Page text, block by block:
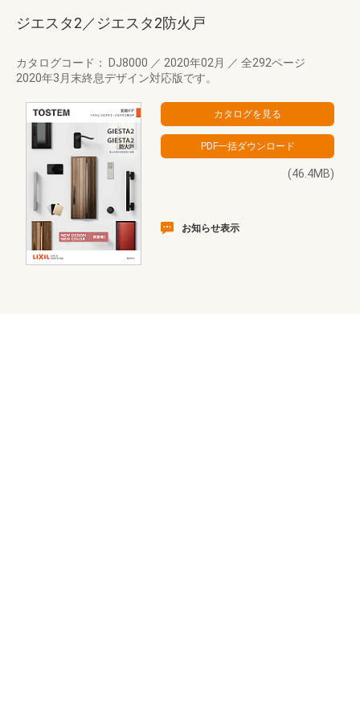
ジエスタ2／ジエスタ2防火戸
カタログコード： DJ8000 ／ 2020年02月 ／ 全292ページ
2020年3月末終息デザイン対応版です。
(46.4MB)
お知らせ表示